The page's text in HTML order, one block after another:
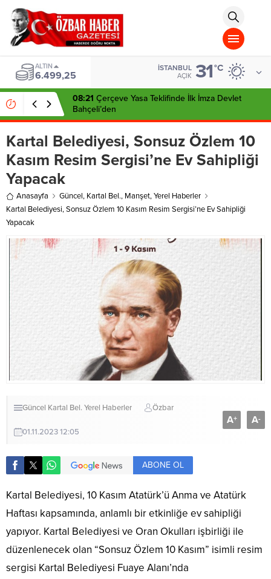
islami
chat
omegla
türk
sohbet
cinsel
sohbet
dini
chat
ALTIN
6.499,25
İSTANBUL
AÇIK 31°C
08:21 Çerçeve Yasa Teklifinde İlk İmza Devlet
Bahçeli’den
Kartal Belediyesi, Sonsuz Özlem 10
Kasım Resim Sergisi’ne Ev Sahipliği
Yapacak
Anasayfa Güncel, Kartal Bel., Manşet,Yerel Haberler
Kartal Belediyesi, Sonsuz Özlem 10 Kasım Resim Sergisi’ne Ev Sahipliği
Yapacak
Güncel Kartal Bel. Yerel Haberler Özbar
01.11.2023 12:05
A+ A-
ABONE OL
Kartal Belediyesi, 10 Kasım Atatürk’ü Anma ve Atatürk
Haftası kapsamında, anlamlı bir etkinliğe ev sahipliği
yapıyor. Kartal Belediyesi ve Oran Okulları işbirliği ile
düzenlenecek olan “Sonsuz Özlem 10 Kasım” isimli resim
sergisi Kartal Belediyesi Fuaye Alanı’nda